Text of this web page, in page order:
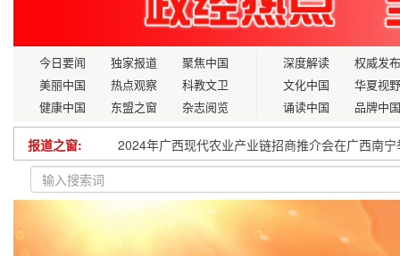
今日要闻 独家报道
聚焦中国
美丽中国
热点观察
科教文卫
健康中国
东盟之窗 杂志阅览
深度解读
权威发布
文化中国
华夏视野
诵读中国
品牌中国
报道之窗:
2024年广西现代农业产业链招商推介会在广西南宁
全运会历史上首个跨境马拉松赛测试赛即将举办！
关于“十五五”期间多措并举留住山西优质项目、扶